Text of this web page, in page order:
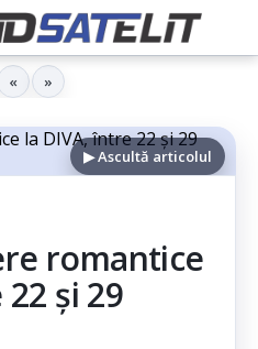
▶ Ascultă articolul
romantice
și 29
« »